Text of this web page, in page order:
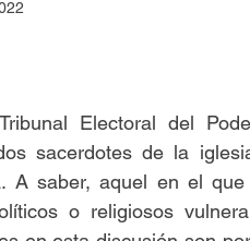
Electoral del
sacerdotes de la
A saber, aquel en el
o religiosos